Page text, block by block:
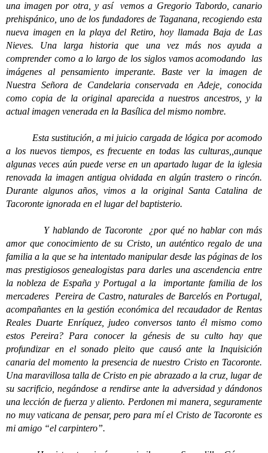
una imagen por otra, y así vemos a Gregorio Tabordo, canario
prehispánico, uno de los fundadores de Taganana, recogiendo esta
nueva imagen en la playa del Retiro, hoy llamada Baja de Las
Nieves. Una larga historia que una vez más nos ayuda a
comprender como a lo largo de los siglos vamos acomodando las
imágenes al pensamiento imperante. Baste ver la imagen de
Nuestra Señora de Candelaria conservada en Adeje, conocida
como copia de la original aparecida a nuestros ancestros, y la
actual imagen venerada en la Basílica del mismo nombre.
Esta sustitución, a mi juicio cargada de lógica por acomodo
a los nuevos tiempos, es frecuente en todas las culturas,,aunque
algunas veces aún puede verse en un apartado lugar de la iglesia
renovada la imagen antigua olvidada en algún trastero o rincón.
Durante algunos años, vimos a la original Santa Catalina de
Tacoronte ignorada en el lugar del baptisterio.
Y hablando de Tacoronte ¿por qué no hablar con más
amor que conocimiento de su Cristo, un auténtico regalo de una
familia a la que se ha intentado manipular desde las páginas de los
mas prestigiosos genealogistas para darles una ascendencia entre
la nobleza de España y Portugal a la importante familia de los
mercaderes Pereira de Castro, naturales de Barcelós en Portugal,
acompañantes en la gestión económica del recaudador de Rentas
Reales Duarte Enríquez, judeo conversos tanto él mismo como
estos Pereira? Para conocer la génesis de su culto hay que
profundizar en el sonado pleito que causó ante la Inquisición
canaria del momento la presencia de nuestro Cristo en Tacoronte.
Una maravillosa talla de Cristo en pie abrazado a la cruz, lugar de
su sacrificio, negándose a rendirse ante la adversidad y dándonos
una lección de fuerza y aliento. Perdonen mi manera, seguramente
no muy vaticana de pensar, pero para mí el Cristo de Tacoronte es
mi amigo “el carpintero”.